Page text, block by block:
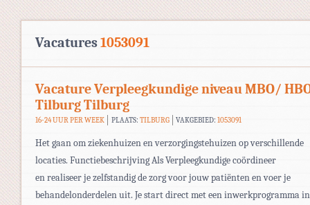
Vacatures1053091
Vacature Verpleegkundige niveau MBO/
Tilburg Tilburg
16-24 UUR PER WEEK PLAATS: TILBURG VAKGEBIED:1053091
Het gaan om ziekenhuizen en verzorgingstehuizen op verschillende
locaties. Functiebeschrijving Als Verpleegkundige coördineer
en realiseer je zelfstandig de zorg voor jouw patiënten en voer je
behandelonderdelen uit. Je start direct met een inwerkprogramma in